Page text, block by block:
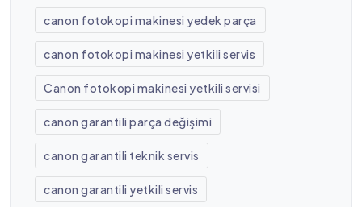
canon fotokopi makinesi yedek parça
canon fotokopi makinesi yetkili servis
Canon fotokopi makinesi yetkili servisi
canon garantili parça değişimi
canon garantili teknik servis
canon garantili yetkili servis